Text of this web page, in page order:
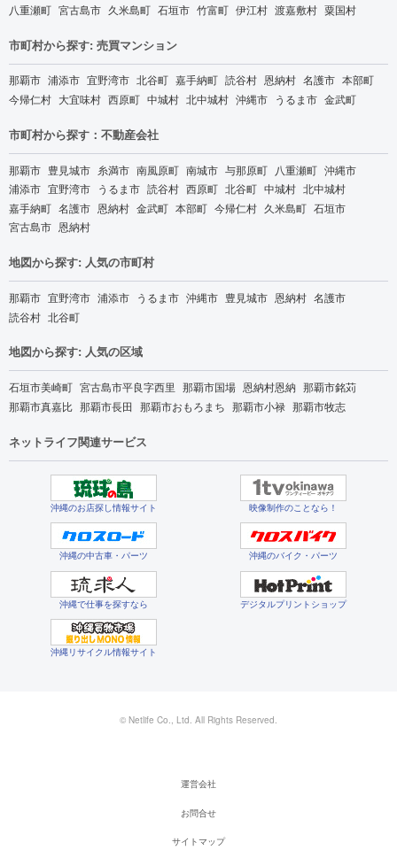
八重瀬町 宮古島市 久米島町 石垣市 竹富町 伊江村 渡嘉敷村 粟国村
市町村から探す: 売買マンション
那覇市 浦添市 宜野湾市 北谷町 嘉手納町 読谷村 恩納村 名護市 本部町
今帰仁村 大宜味村 西原町 中城村 北中城村 沖縄市 うるま市 金武町
市町村から探す：不動産会社
那覇市 豊見城市 糸満市 南風原町 南城市 与那原町 八重瀬町 沖縄市
浦添市 宜野湾市 うるま市 読谷村 西原町 北谷町 中城村 北中城村
嘉手納町 名護市 恩納村 金武町 本部町 今帰仁村 久米島町 石垣市
宮古島市 恩納村
地図から探す: 人気の市町村
那覇市 宜野湾市 浦添市 うるま市 沖縄市 豊見城市 恩納村 名護市
読谷村 北谷町
地図から探す: 人気の区域
石垣市美崎町 宮古島市平良字西里 那覇市国場 恩納村恩納 那覇市銘苅
那覇市真嘉比 那覇市長田 那覇市おもろまち 那覇市小禄 那覇市牧志
ネットライフ関連サービス
沖縄のお店探し情報サイト 映像制作のことなら！
沖縄の中古車・パーツ 沖縄のバイク・パーツ
沖縄で仕事を探すなら デジタルプリントショップ
沖縄リサイクル情報サイト
© Netlife Co., Ltd. All Rights Reserved.
運営会社
お問合せ
サイトマップ